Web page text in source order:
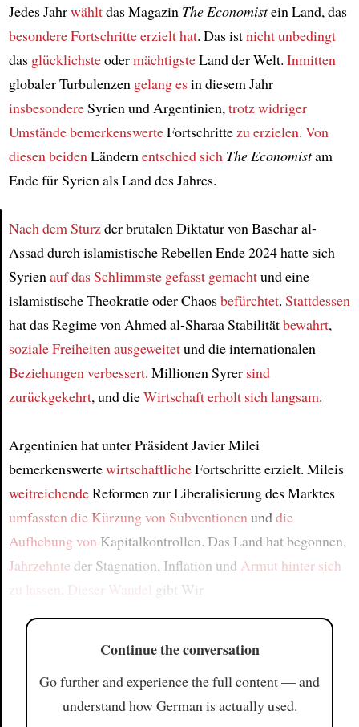
Article
Jedes Jahrwähltdas Magazin The Economistein Land, das
besondere Fortschritte erzielt hat. Das istnicht unbedingt
das glücklichsteodermächtigsteLand der Welt. Inmitten
globaler Turbulenzen gelang esin diesem Jahr
insbesondereSyrien und Argentinien, trotz widriger
UmständebemerkenswerteFortschritte zu erzielen. Von
diesen beiden Ländern entschied sich The Economistam
Ende für Syrien als Land des Jahres.
Nach dem Sturzder brutalen Diktatur von Baschar al-
Assad durch islamistische Rebellen Ende 2024 hatte sich
Syrien auf das Schlimmste gefasst gemachtund eine
islamistische Theokratie oder Chaosbefürchtet. Stattdessen
hat das Regime von Ahmed al-Sharaa Stabilitätbewahrt,
soziale Freiheiten ausgeweitetund die internationalen
Beziehungen verbessert. Millionen Syrer sind
zurückgekehrt, und dieWirtschaft erholt sich langsam.
Argentinien hat unter Präsident Javier Milei
bemerkenswertewirtschaftlicheFortschritte erzielt. Mileis
weitreichendeReformen zur Liberalisierung des Marktes
umfassten die Kürzung von Subventionen unddie
Aufhebung von Kapitalkontrollen. Das Land hat begonnen,
Jahrzehnte der Stagnation, Inflation und Armut hinter sich
zu lassen Dieser Wandel gibt Wir
Continue the conversation
Go further and experience the full content — and
understand how German is actually used.